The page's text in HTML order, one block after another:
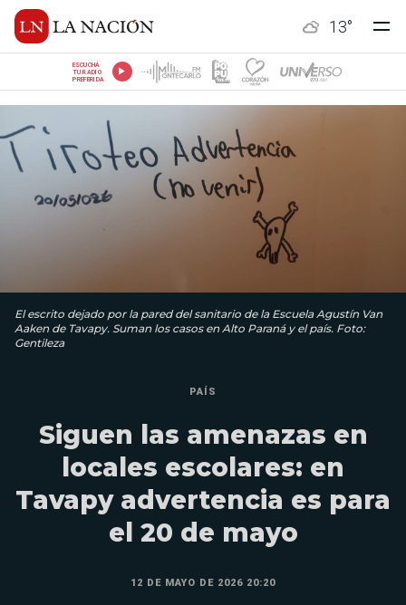
13°
ESCUCHÁ
TU RADIO
PREFERIDA
El escrito dejado por la pared del sanitario de la Escuela Agustín Van
Aaken de Tavapy. Suman los casos en Alto Paraná y el país. Foto:
Gentileza
PAÍS
Siguen las amenazas en
locales escolares: en
Tavapy advertencia es para
el 20 de mayo
12 DE MAYO DE 2026 20:20